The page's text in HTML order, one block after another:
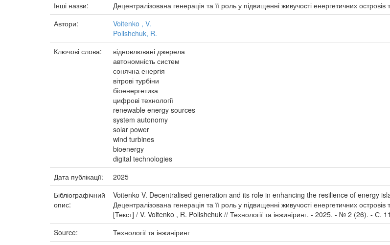
Інші назви:
Децентралізована генерація та її роль у підвищенні живучості енергетичних
Автори:
Voitenko , V.
Polishchuk, R.
Ключові слова:
відновлювані джерела
автономність систем
сонячна енергія
вітрові турбіни
біоенергетика
цифрові технології
renewable energy sources
system autonomy
solar power
wind turbines
bioenergy
digital technologies
Дата публікації:
2025
Бібліографічний
опис:
Voitenko V. Decentralised generation and its role in enhancing the resilience of energy
Децентралізована генерація та її роль у підвищенні живучості енергетичних
[Текст] / V. Voitenko , R. Polishchuk // Технології та інжиніринг. - 2025. - № 2 (26). - С.
Source:
Технології та інжиніринг